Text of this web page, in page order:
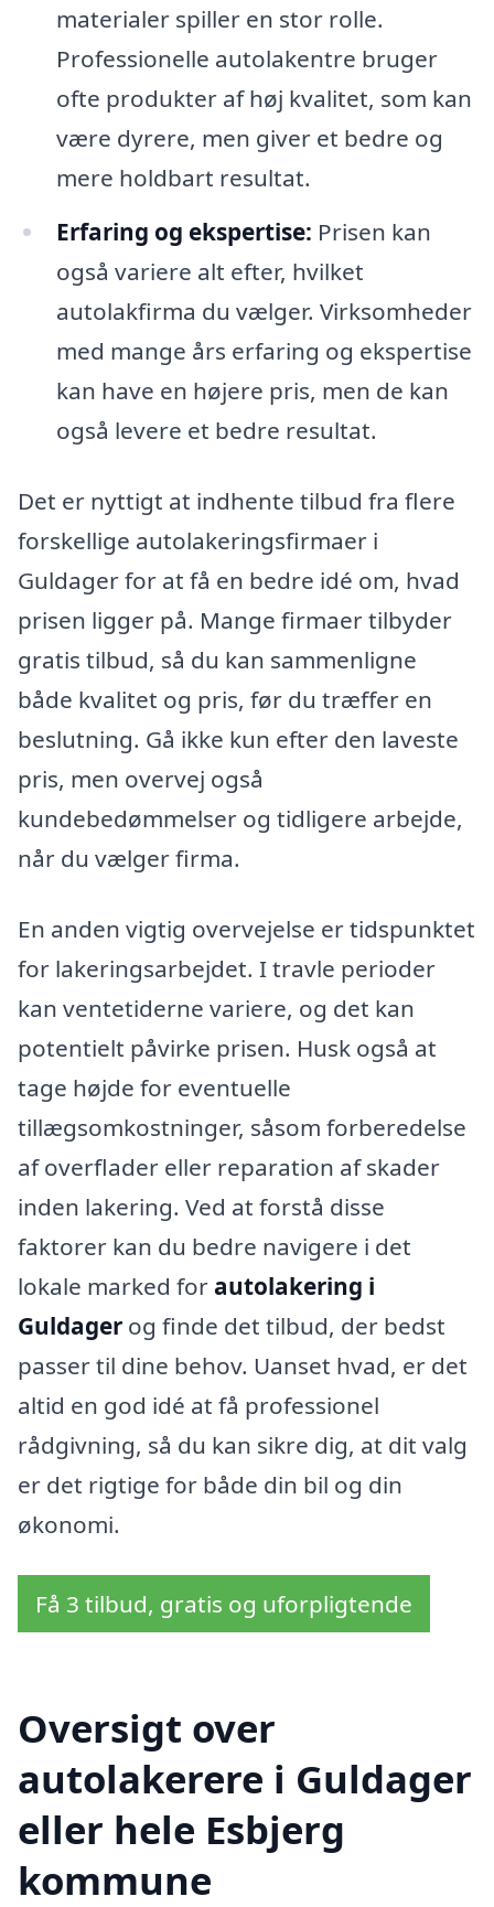
materialer spiller en stor rolle.
Professionelle autolakentre bruger
ofte produkter af høj kvalitet, som kan
være dyrere, men giver et bedre og
mere holdbart resultat.
Erfaring og ekspertise: Prisen kan
også variere alt efter, hvilket
autolakfirma du vælger. Virksomheder
med mange års erfaring og ekspertise
kan have en højere pris, men de kan
også levere et bedre resultat.
Det er nyttigt at indhente tilbud fra flere
forskellige autolakeringsfirmaer i
Guldager for at få en bedre idé om, hvad
prisen ligger på. Mange firmaer tilbyder
gratis tilbud, så du kan sammenligne
både kvalitet og pris, før du træffer en
beslutning. Gå ikke kun efter den laveste
pris, men overvej også
kundebedømmelser og tidligere arbejde,
når du vælger firma.
En anden vigtig overvejelse er tidspunktet
for lakeringsarbejdet. I travle perioder
kan ventetiderne variere, og det kan
potentielt påvirke prisen. Husk også at
tage højde for eventuelle
tillægsomkostninger, såsom forberedelse
af overflader eller reparation af skader
inden lakering. Ved at forstå disse
faktorer kan du bedre navigere i det
lokale marked for autolakering i
Guldager og finde det tilbud, der bedst
passer til dine behov. Uanset hvad, er det
altid en god idé at få professionel
rådgivning, så du kan sikre dig, at dit valg
er det rigtige for både din bil og din
økonomi.
Få 3 tilbud, gratis og uforpligtende
Oversigt over
autolakerere i Guldager
eller hele Esbjerg
kommune